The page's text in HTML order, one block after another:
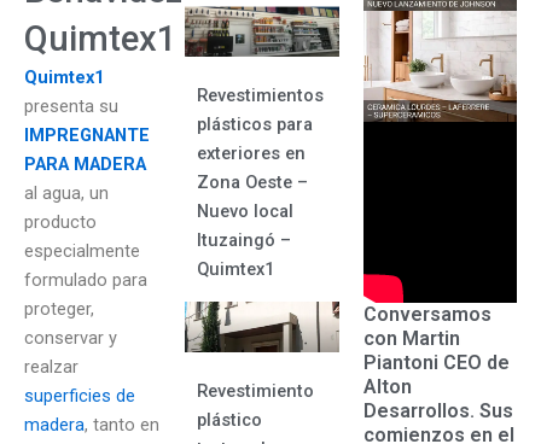
Quimtex1
Quimtex1
presenta su
IMPREGNANTE
PARA MADERA
al agua, un
producto
especialmente
formulado para
proteger,
conservar y
realzar
superficies de
madera, tanto en
Revestimientos
plásticos para
exteriores en
Zona Oeste –
Nuevo local
Ituzaingó –
Quimtex1
Revestimiento
plástico
Conversamos
con Martin
Piantoni CEO de
Alton
Desarrollos. Sus
comienzos en el